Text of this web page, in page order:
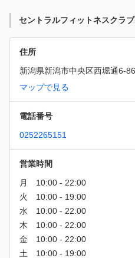
セントラルフィットネスクラ
住所
新潟県新潟市中央区西堀通6-
マップで見る
電話番号
0252265151
営業時間